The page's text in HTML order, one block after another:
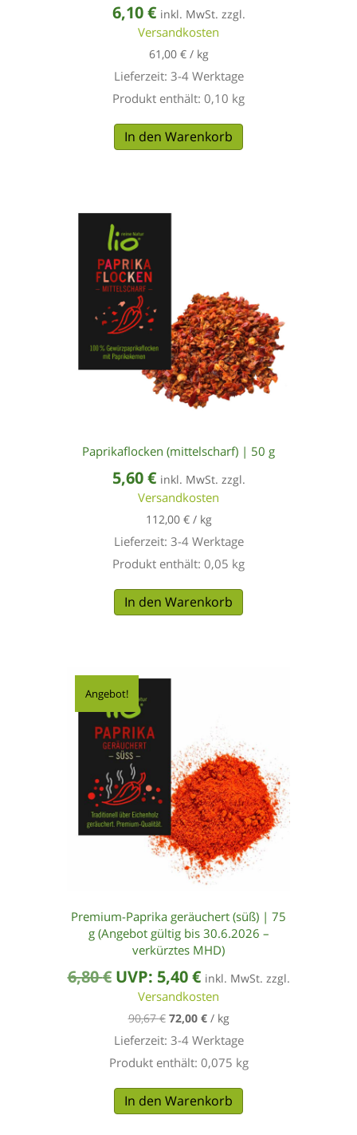
6,10€ inkl. MwSt. zzgl.
Versandkosten
61,00 €/ kg
Lieferzeit: 3-4 Werktage
Produkt enthält: 0,10 kg
In den Warenkorb
Paprikaflocken (mittelscharf) | 50 g
5,60€ inkl. MwSt. zzgl.
Versandkosten
112,00 €/ kg
Lieferzeit: 3-4 Werktage
Produkt enthält: 0,05 kg
In den Warenkorb
Angebot!
Premium-Paprika geräuchert (süß) | 75
g (Angebot gültig bis 30.6.2026 –
verkürztes MHD)
6,80€ Ursprünglicher
Preis
war:
6,80 €
UVP: 5,40€Aktueller
Preis
ist:
5,40 €.
inkl. MwSt. zzgl.
Versandkosten
90,67€ 72,00 €/ kg
Lieferzeit: 3-4 Werktage
Produkt enthält: 0,075 kg
In den Warenkorb